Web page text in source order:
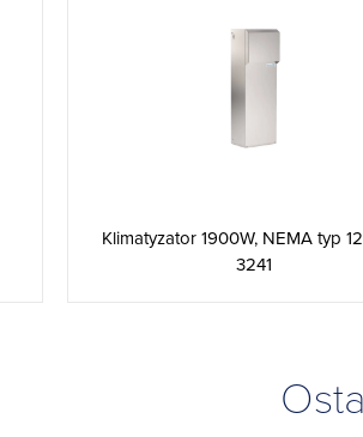
Klimatyzator 1900W, NEMA typ
3241